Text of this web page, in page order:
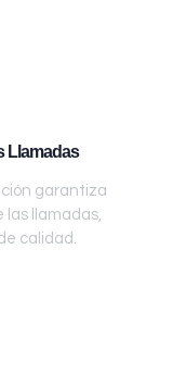
Llamadas
garantiza
las llamadas,
calidad.